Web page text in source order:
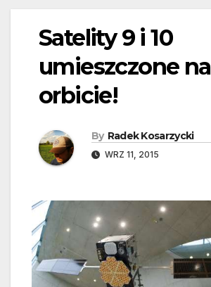
Satelity 9 i 10
umieszczone na
orbicie!
By Radek Kosarzycki
WRZ 11, 2015